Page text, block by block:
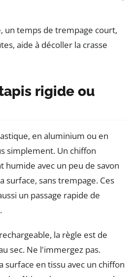
un temps de trempage court,
aide à décoller la crasse
rigide ou
en aluminium ou en
simplement. Un chiffon
avec un peu de savon
surface, sans trempage. Ces
un passage rapide de
la règle est de
sec. Ne l'immergez pas.
surface en tissu avec un chiffon